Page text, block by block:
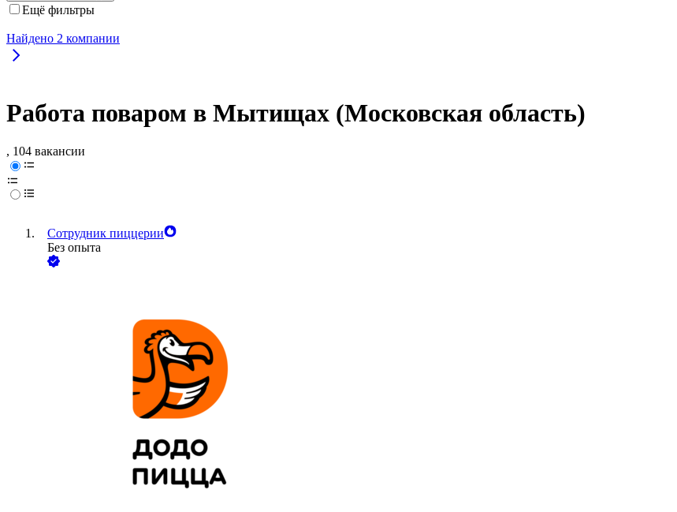
Ещё фильтры
Найдено 2 компании
Работа поваром в Мытищах (Московская область)
, 104 вакансии
Сотрудник пиццерии
Без опыта